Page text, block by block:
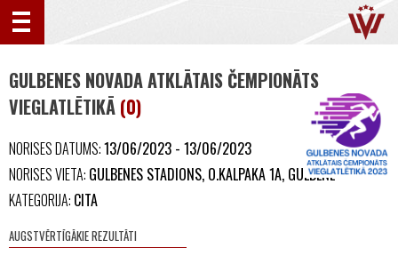
GULBENES NOVADA ATKLĀTAIS ČEMPIONĀTS
VIEGLATLĒTIKĀ (0)
NORISES DATUMS:13/06/2023 - 13/06/2023
NORISES VIETA: GULBENES STADIONS, O.KALPAKA 1A, GULBENE
KATEGORIJA: CITA
AUGSTVĒRTĪGĀKIE REZULTĀTI